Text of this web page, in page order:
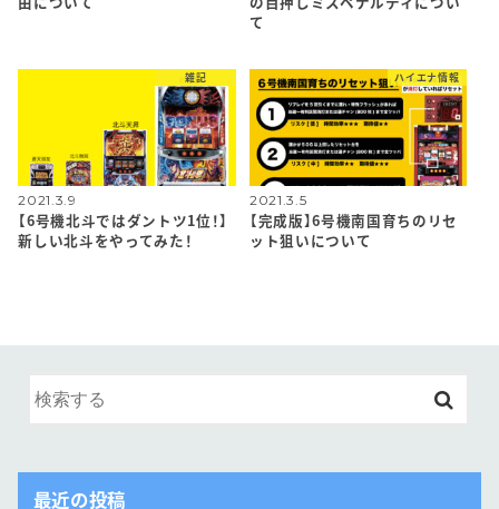
て
雑記
2021.3.9
【6号機北斗ではダントツ1位！】
新しい北斗をやってみた！
ハイエナ情報
2021.3.5
【完成版】6号機南国育ちのリセ
ット狙いについて
最近の投稿